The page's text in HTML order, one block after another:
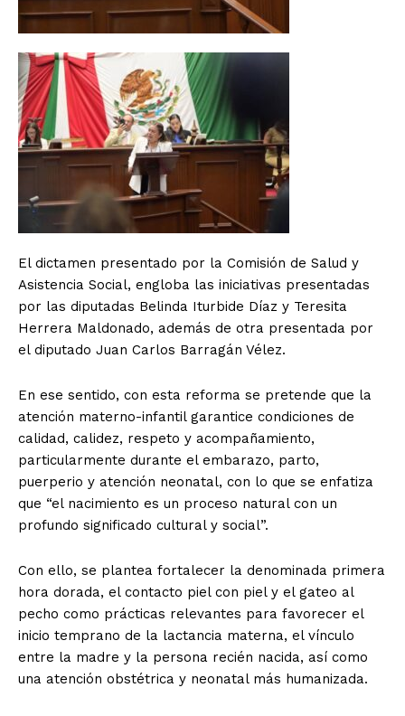
El dictamen presentado por la Comisión de Salud y
Asistencia Social, engloba las iniciativas presentadas
por las diputadas Belinda Iturbide Díaz y Teresita
Herrera Maldonado, además de otra presentada por
el diputado Juan Carlos Barragán Vélez.
En ese sentido, con esta reforma se pretende que la
atención materno-infantil garantice condiciones de
calidad, calidez, respeto y acompañamiento,
particularmente durante el embarazo, parto,
puerperio y atención neonatal, con lo que se enfatiza
que “el nacimiento es un proceso natural con un
profundo significado cultural y social”.
Con ello, se plantea fortalecer la denominada primera
hora dorada, el contacto piel con piel y el gateo al
pecho como prácticas relevantes para favorecer el
inicio temprano de la lactancia materna, el vínculo
entre la madre y la persona recién nacida, así como
una atención obstétrica y neonatal más humanizada.